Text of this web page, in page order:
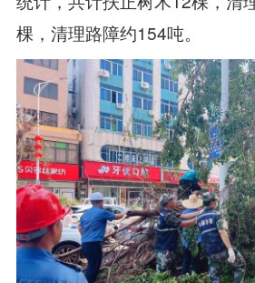
棵，清理路障约154吨。